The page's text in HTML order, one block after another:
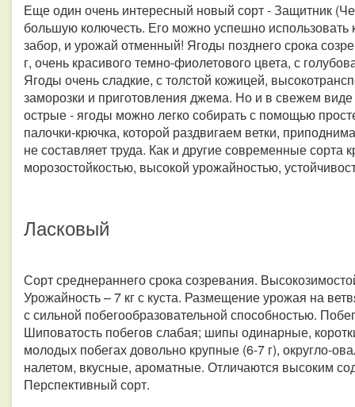
Еще один очень интересный новый сорт - Защитник
большую колючесть. Его можно успешно использовать
забор, и урожай отменный! Ягоды позднего срока
г, очень красивого темно-фиолетового цвета, с
Ягоды очень сладкие, с толстой кожицей,
заморозки и приготовления джема. Но и в свежем
острые - ягоды можно легко собирать с помощью
палочки-крючка, которой раздвигаем ветки,
не составляет труда. Как и другие современные сорта
морозостойкостью, высокой урожайностью,
Ласковый
Сорт среднераннего срока созревания.
Урожайность – 7 кг с куста. Размещение урожая на
с сильной побегообразовательной способностью.
Шиповатость побегов слабая; шипы одинарные,
молодых побегах довольно крупные (6-7 г), округло-
налетом, вкусные, ароматные. Отличаются высоким
Перспективный сорт.